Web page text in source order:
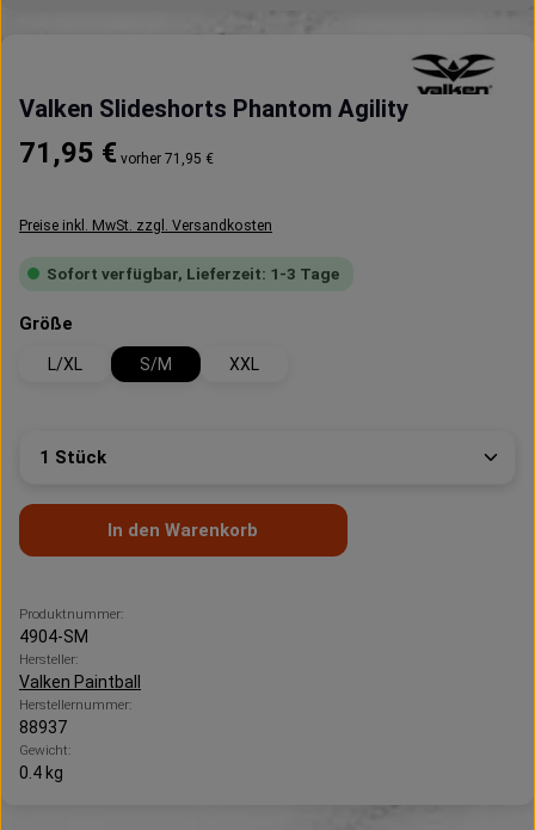
Valken Slideshorts Phantom Agility
Regulärer Preis:
71,95 € vorher 71,95 €
Preise inkl. MwSt. zzgl. Versandkosten
Sofort verfügbar, Lieferzeit: 1-3 Tage
Größe
L/XL S/M XXL
Produkt Anzahl: Gib den gewünschten Wert ein
In den Warenkorb
Produktnummer:
4904-SM
Hersteller:
Valken Paintball
Herstellernummer:
88937
Gewicht:
0.4 kg